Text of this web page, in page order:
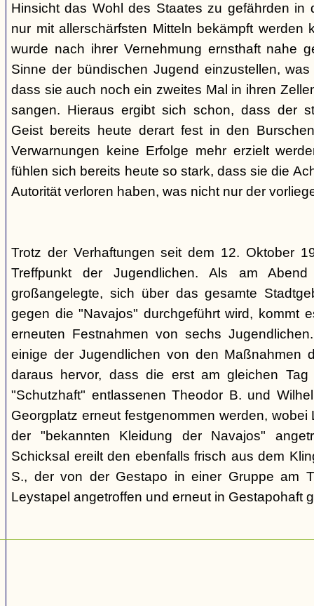
Hinsicht das Wohl des Staates zu gefährden in
nur mit allerschärfsten Mitteln bekämpft werden
wurde nach ihrer Vernehmung ernsthaft nahe
Sinne der bündischen Jugend einzustellen,
dass sie auch noch ein zweites Mal in ihren
sangen. Hieraus ergibt sich schon, dass der
Geist bereits heute derart fest in den
Verwarnungen keine Erfolge mehr erzielt
fühlen sich bereits heute so stark, dass sie die
Autorität verloren haben, was nicht nur der
Trotz der Verhaftungen seit dem 12. Oktober
Treffpunkt der Jugendlichen. Als am
großangelegte, sich über das gesamte
gegen die "Navajos" durchgeführt wird, kommt
erneuten Festnahmen von sechs
einige der Jugendlichen von den Maßnahmen
daraus hervor, dass die erst am gleichen Tag
"Schutzhaft" entlassenen Theodor B. und
Georgplatz erneut festgenommen werden, wobei
der "bekannten Kleidung der Navajos"
Schicksal ereilt den ebenfalls frisch aus dem
S., der von der Gestapo in einer Gruppe am
Leystapel angetroffen und erneut in Gestapohaft